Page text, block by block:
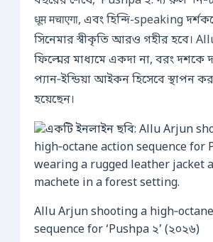
धूम मचाएगा, এবং হিন্দি-speaking
সিনেমার স্বীকৃতি আরও গহীর হবে।
ফিল্মের মাধ্যমে একদা না, বরং দশকে
প্যান‑ইন্ডিয়া আইকন হিসেবে স্থাপন
হয়েছেন।
Allu Arjun shooting a
sequence for ‘Pushpa ২’ (২০২৬)